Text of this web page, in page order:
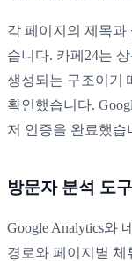
각 페이지의 제목과
습니다. 카페24는
생성되는 구조이기
확인했습니다.
저 인증을 완료했습
방문자 분석 도
Google Analytics와
경로와 페이지별